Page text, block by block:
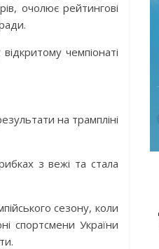
очолює рейтингові
чемпіонаті
на трампліні
з вежі та стала
сезону, коли
спортсмени України